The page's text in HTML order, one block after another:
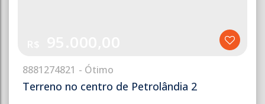
Terreno no centro de Petrolândia 2
8881274821